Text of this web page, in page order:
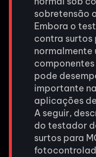
sobretensão
Embora o
contra surtos
pode
importante
aplicações
A seguir,
do testador
surtos para